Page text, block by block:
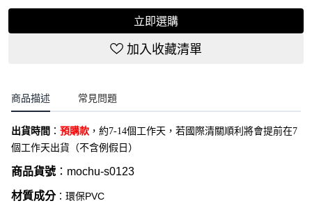
立即選購
加入收藏清單
商品描述 常見問題
出貨時間 ： 預購款 ，約7-14個工作天，若國際清關順利將會提前在7
個工作天出貨（不含例假日）
商品貨號： mochu-s0123
材質成分：環保PVC